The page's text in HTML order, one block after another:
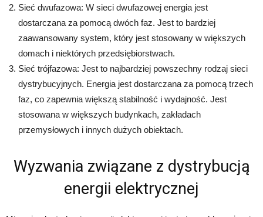
Sieć dwufazowa: W sieci dwufazowej energia jest
dostarczana za pomocą dwóch faz. Jest to bardziej
zaawansowany system, który jest stosowany w większych
domach i niektórych przedsiębiorstwach.
Sieć trójfazowa: Jest to najbardziej powszechny rodzaj sieci
dystrybucyjnych. Energia jest dostarczana za pomocą trzech
faz, co zapewnia większą stabilność i wydajność. Jest
stosowana w większych budynkach, zakładach
przemysłowych i innych dużych obiektach.
Wyzwania związane z dystrybucją
energii elektrycznej